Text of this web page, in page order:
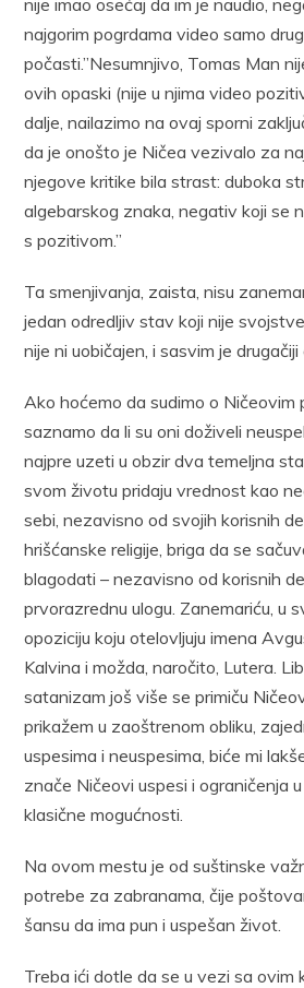
najgorim pogrdama video samo
počasti.”Nesumnjivo, Tomas Man
ovih opaski (nije u njima video
dalje, nailazimo na ovaj sporni
da je onošto je Ničea vezivalo za
njegove kritike bila strast: duboka
algebarskog znaka, negativ koji se
s pozitivom.”
Ta smenjivanja, zaista, nisu
jedan odredljiv stav koji nije
nije ni uobičajen, i sasvim je
Ako hoćemo da sudimo o Ničeovim
saznamo da li su oni doživeli
najpre uzeti u obzir dva temeljna
svom životu pridaju vrednost kao
sebi, nezavisno od svojih korisnih
hrišćanske religije, briga da se
blagodati – nezavisno od korisnih
prvorazrednu ulogu. Zanemariću, u
opoziciju koju otelovljuju imena
Kalvina i možda, naročito, Lutera.
satanizam još više se primiču
prikažem u zaoštrenom obliku,
uspesima i neuspesima, biće mi
znače Ničeovi uspesi i ograničenja
klasične mogućnosti.
Na ovom mestu je od suštinske
potrebe za zabranama, čije
šansu da ima pun i uspešan život.
Treba ići dotle da se u vezi sa ovim